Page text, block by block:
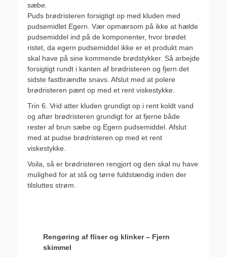
sæbe.
Puds brødristeren forsigtigt op med kluden med
pudsemidlet Egern. Vær opmærsom på ikke at hælde
pudsemiddel ind på de komponenter, hvor brødet
ristet, da egern pudsemiddel ikke er et produkt man
skal have på sine kommende brødstykker. Så arbejde
forsigtigt rundt i kanten af brødristeren og fjern det
sidste fastbrændte snavs. Afslut med at polere
brødristeren pænt op med et rent viskestykke.
Trin 6. Vrid atter kluden grundigt op i rent koldt vand
og aftør brødristeren grundigt for at fjerne både
rester af brun sæbe og Egern pudsemiddel. Afslut
med at pudse brødristeren op med et rent
viskestykke.
Voila, så er brødristeren rengjort og den skal nu have
mulighed for at stå og tørre fuldstændig inden der
tilsluttes strøm.
Rengøring af fliser og klinker – Fjern
skimmel